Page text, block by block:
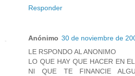
Responder
Anónimo 30 de noviembre de
LE RSPONDO AL ANONIMO
LO QUE HAY QUE HACER EN
NI QUE TE FINANCIE